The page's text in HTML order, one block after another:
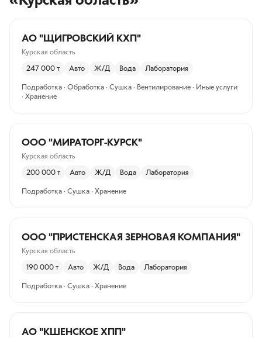
АО "ЩИГРОВСКИЙ КХП"
Курская область
247 000 т Авто Ж/Д Вода Лаборатория
Подработка · Обработка · Сушка · Вентилирование · Иные услуги
· Хранение
ООО "МИРАТОРГ-КУРСК"
Курская область
200 000 т Авто Ж/Д Вода Лаборатория
Подработка · Сушка · Хранение
ООО "ПРИСТЕНСКАЯ ЗЕРНОВАЯ КОМПАНИЯ"
Курская область
190 000 т Авто Ж/Д Вода Лаборатория
Подработка · Сушка · Хранение
АО "КШЕНСКОЕ ХПП"